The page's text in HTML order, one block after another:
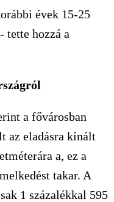
évek 15-25
tette hozzá a
a fővárosban
az eladásra kínált
a, ez a
takar. A
1 százalékkal 595